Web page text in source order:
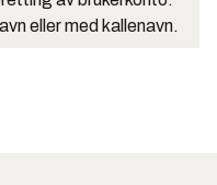
eller med kallenavn.